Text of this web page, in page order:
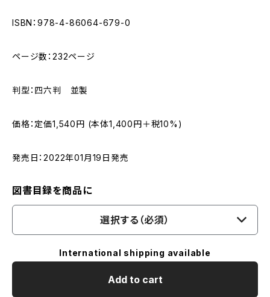
ISBN：978-4-86064-679-0
ページ数：232ページ
判型：四六判 並製
価格：定価1,540円 (本体1,400円＋税10%)
発売日：2022年01月19日発売
図書目録を商品に
選択する（必須）
International shipping available
Add to cart